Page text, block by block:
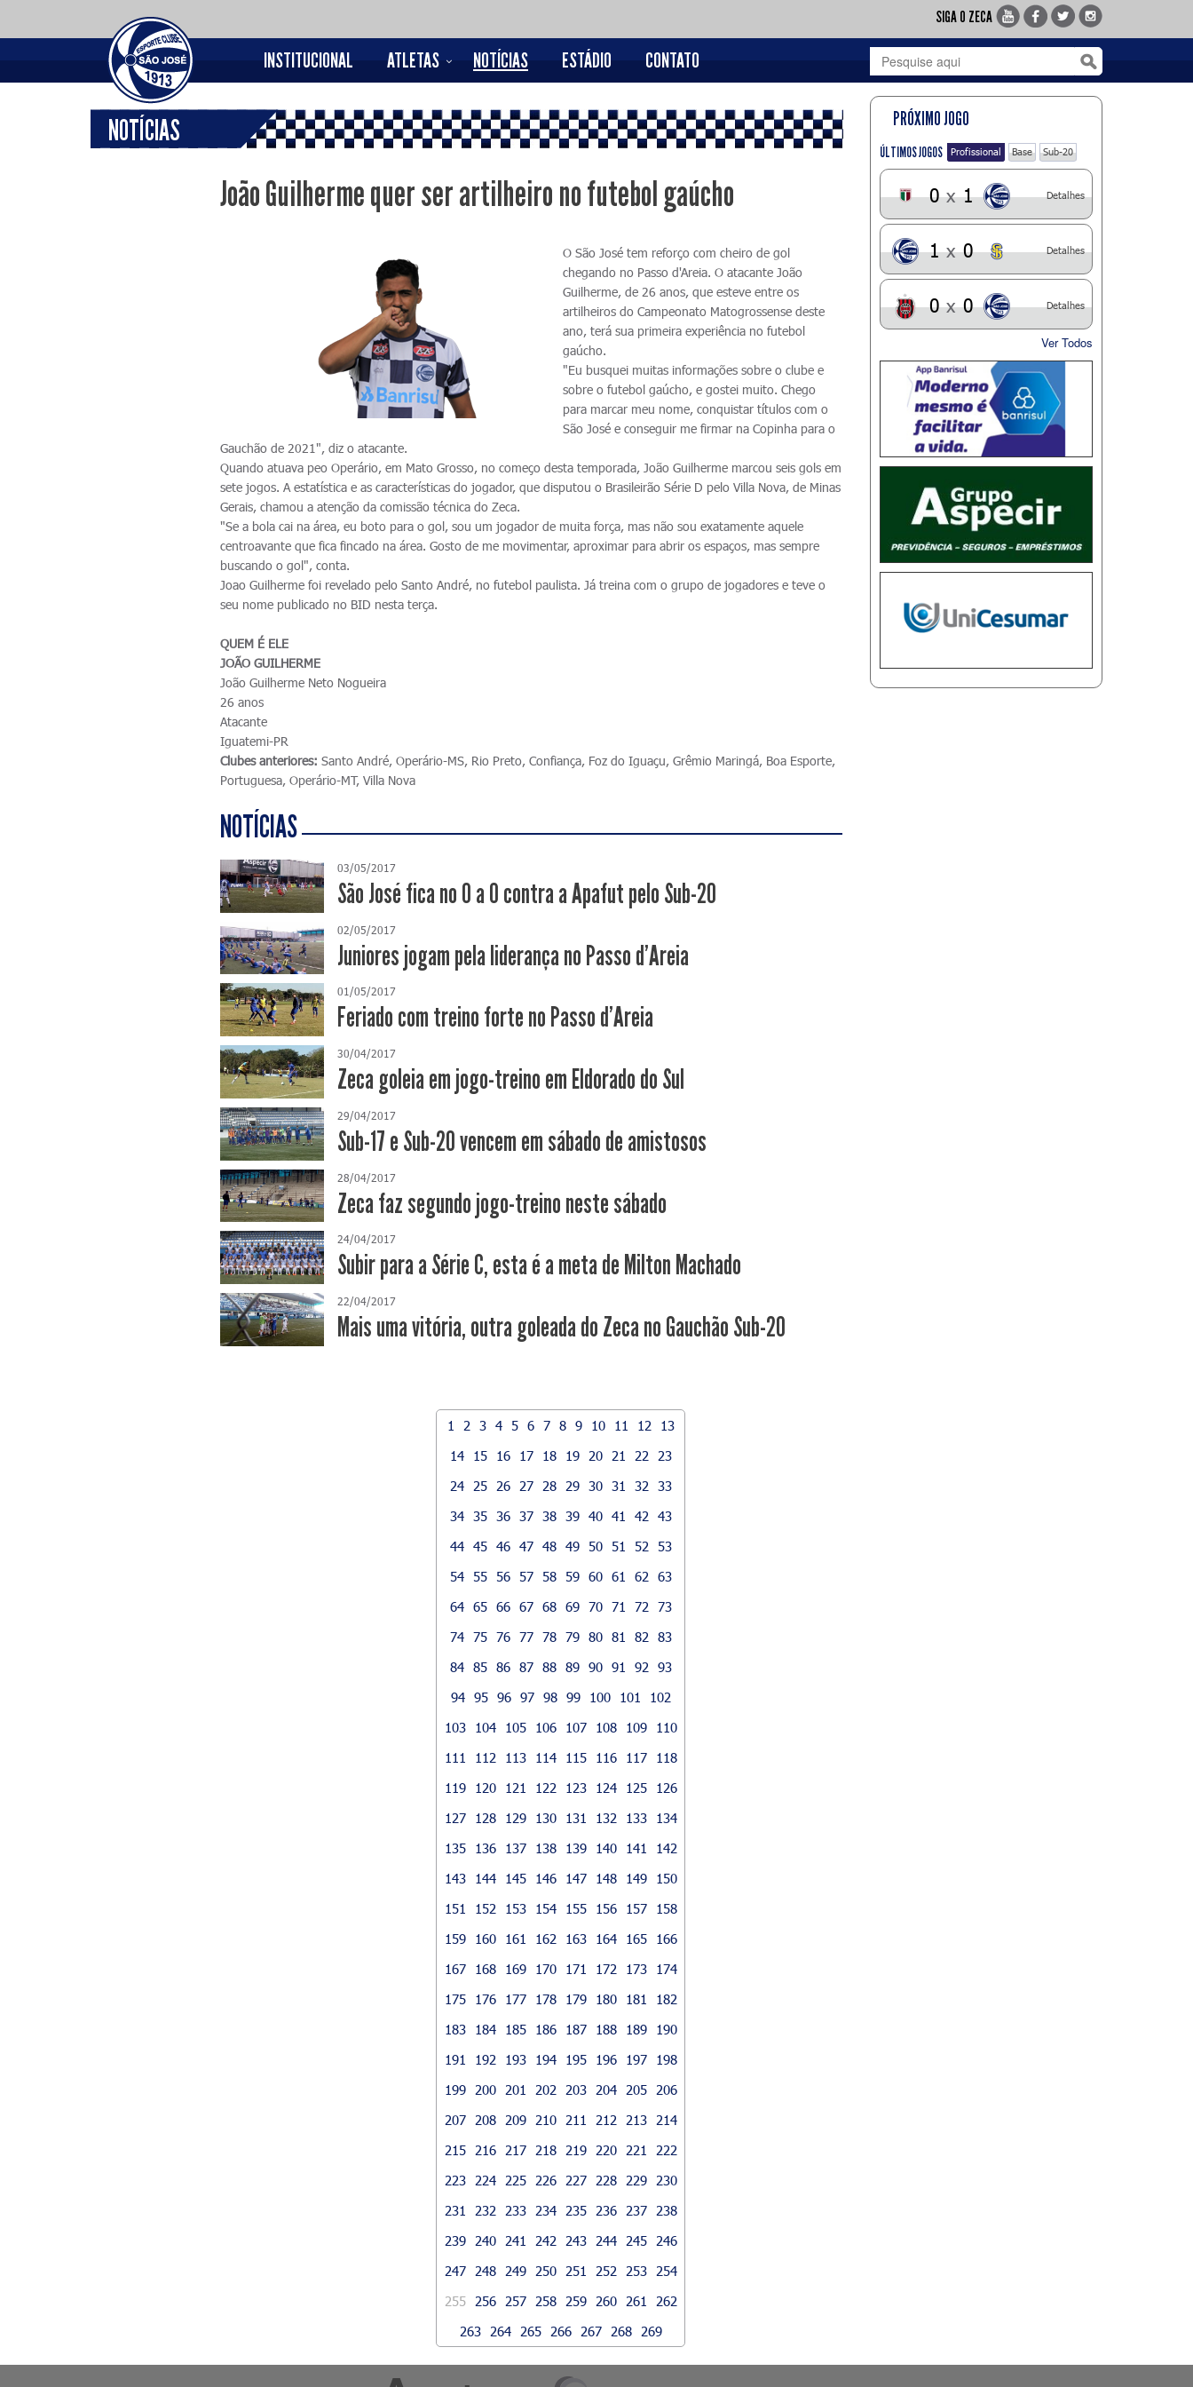
SIGA O ZECA
INSTITUCIONAL ATLETAS NOTÍCIAS ESTÁDIO CONTATO
NOTÍCIAS
João Guilherme quer ser artilheiro no futebol gaúcho
O São José tem reforço com cheiro de gol
chegando no Passo d'Areia. O atacante João
Guilherme, de 26 anos, que esteve entre os
artilheiros do Campeonato Matogrossense deste
ano, terá sua primeira experiência no futebol
gaúcho.
"Eu busquei muitas informações sobre o clube e
sobre o futebol gaúcho, e gostei muito. Chego
para marcar meu nome, conquistar títulos com o
São José e conseguir me firmar na Copinha para o
Gauchão de 2021", diz o atacante.
Quando atuava peo Operário, em Mato Grosso, no começo desta temporada, João Guilherme marcou seis gols em
sete jogos. A estatística e as características do jogador, que disputou o Brasileirão Série D pelo Villa Nova, de Minas
Gerais, chamou a atenção da comissão técnica do Zeca.
"Se a bola cai na área, eu boto para o gol, sou um jogador de muita força, mas não sou exatamente aquele
centroavante que fica fincado na área. Gosto de me movimentar, aproximar para abrir os espaços, mas sempre
buscando o gol", conta.
Joao Guilherme foi revelado pelo Santo André, no futebol paulista. Já treina com o grupo de jogadores e teve o
seu nome publicado no BID nesta terça.
QUEM É ELE
JOÃO GUILHERME
João Guilherme Neto Nogueira
26 anos
Atacante
Iguatemi-PR
Clubes anteriores: Santo André, Operário-MS, Rio Preto, Confiança, Foz do Iguaçu, Grêmio Maringá, Boa Esporte,
Portuguesa, Operário-MT, Villa Nova
NOTÍCIAS
03/05/2017
São José fica no 0 a 0 contra a Apafut pelo Sub-20
02/05/2017
Juniores jogam pela liderança no Passo d'Areia
01/05/2017
Feriado com treino forte no Passo d'Areia
30/04/2017
Zeca goleia em jogo-treino em Eldorado do Sul
29/04/2017
Sub-17 e Sub-20 vencem em sábado de amistosos
28/04/2017
Zeca faz segundo jogo-treino neste sábado
24/04/2017
Subir para a Série C, esta é a meta de Milton Machado
22/04/2017
Mais uma vitória, outra goleada do Zeca no Gauchão Sub-20
1 2 3 4 5 6 7 8 9 10 11 12
13
14
15 16 17 18 19 20 21 22
23
24
25 26 27 28 29 30 31 32
33
34 35 36 37 38 39 40 41 42
43
44 45 46 47 48 49 50 51 52
53
54 55 56 57 58 59 60 61 62
63
64 65 66 67 68 69 70 71 72
73
74 75 76 77 78 79 80 81 82
83
84 85 86 87 88 89 90 91 92
93
94 95 96 97 98 99 100 101
102
103
104 105 106 107 108 109
110
111
112 113 114 115 116 117
118
119
120 121 122 123 124 125
126
127
128 129 130 131 132 133
134
135
136 137 138 139 140 141
142
143
144 145 146 147 148 149
150
151
152 153 154 155 156 157
158
159
160 161 162 163 164 165
166
167
168 169 170 171 172 173
174
175
176 177 178 179 180 181
182
183
184 185 186 187 188 189
190
191
192 193 194 195 196 197
198
199
200 201 202 203 204 205
206
207
208 209 210 211 212 213
214
215
216 217 218 219 220 221
222
223
224 225 226 227 228 229
230
231
232 233 234 235 236 237
238
239
240 241 242 243 244 245
246
247
248 249 250 251 252 253
254
255
256 257 258 259 260 261
262
263
264 265 266 267 268 269
PRÓXIMO JOGO
ÚLTIMOS JOGOS Profissional Base Sub-20
0 x 1 Detalhes
1 x 0 Detalhes
0 x 0 Detalhes
Ver Todos